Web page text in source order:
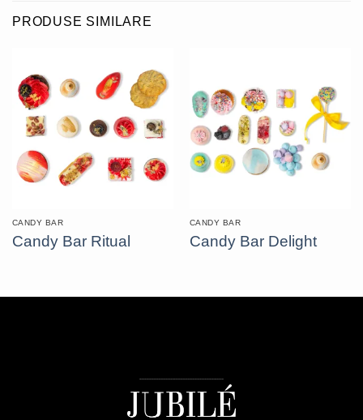
PRODUSE SIMILARE
CANDY BAR
Candy Bar Ritual
CANDY BAR
Candy Bar Delight